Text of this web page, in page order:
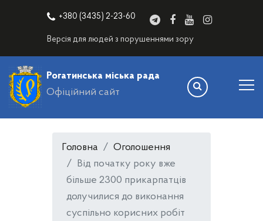
+380 (3435) 2-23-60
Версія для людей з порушеннями зору
Рогатинська міська рада
Офіційний сайт
Головна
Оголошення
Від початку року вже
більше 2300 прикарпатців
долучилися до виконання
суспільно корисних робіт